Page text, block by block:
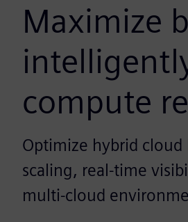
Maximize
compute
Optimize hybrid
scaling, real-time
multi-cloud